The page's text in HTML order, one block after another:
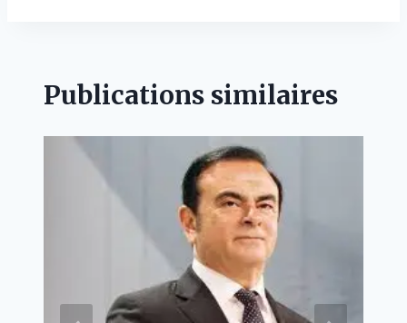
Publications similaires